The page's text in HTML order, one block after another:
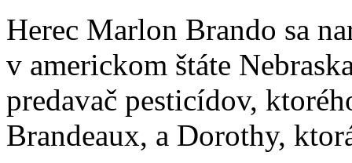
Herec Marlon Brando sa
v americkom štáte
predavač pesticídov,
Brandeaux, a Dorothy,